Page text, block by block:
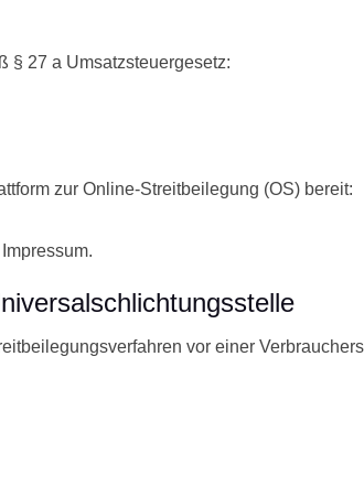
§ 27 a Umsatzsteuergesetz:
zur Online-Streitbeilegung (OS) bereit:
vor einer